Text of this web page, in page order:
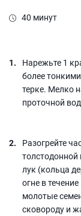
40 минут
Нарежьте 1
более
терке. Мелко
проточной
Разогрейте
лук (кольца
огне в
молотые
сковороду и